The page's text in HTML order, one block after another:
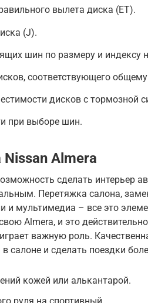
вылета диска (ET).
(J).
шин по размеру и индексу
соответствующего
дисков с тормозной
при выборе шин.
Almera
сделать интерьер
Перетяжка салона,
и мультимедиа – все это
Almera, и это
важную роль.
салоне и сделать поездки
кожей или алькантарой.
руля на спортивный.